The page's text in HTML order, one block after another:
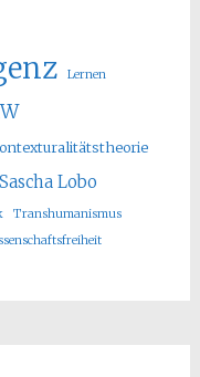
Lernen
Sascha Lobo
Transhumanismus